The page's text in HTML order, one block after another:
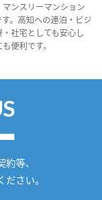
ンスリーマンション
。高知への連泊・ビジ
社宅としても安心し
便利です。
等、
さい。